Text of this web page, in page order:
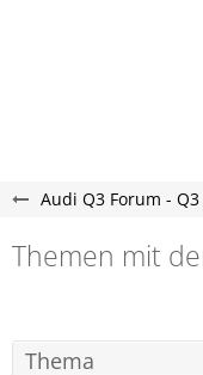
Audi Q3 Forum - Q3
Themen mit
Thema